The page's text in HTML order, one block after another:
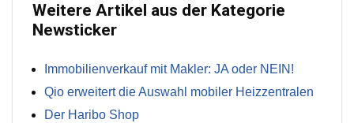
Weitere Artikel aus der Kategorie
Newsticker
Immobilienverkauf mit Makler: JA oder NEIN!
Qio erweitert die Auswahl mobiler Heizzentralen
Der Haribo Shop